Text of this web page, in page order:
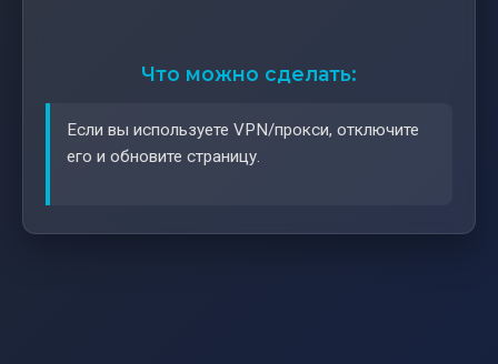
Что можно сделать:
Если вы используете VPN/прокси, отключите
его и обновите страницу.